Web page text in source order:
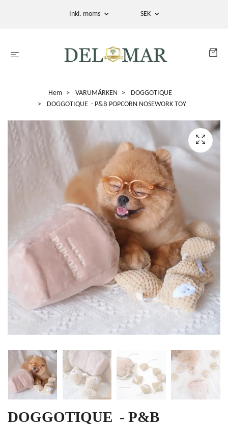
Inkl. moms SEK
Hem VARUMÄRKEN
DOGGOTIQUE
DOGGOTIQUE - P&B POPCORN NOSEWORK TOY
DOGGOTIQUE - P&B